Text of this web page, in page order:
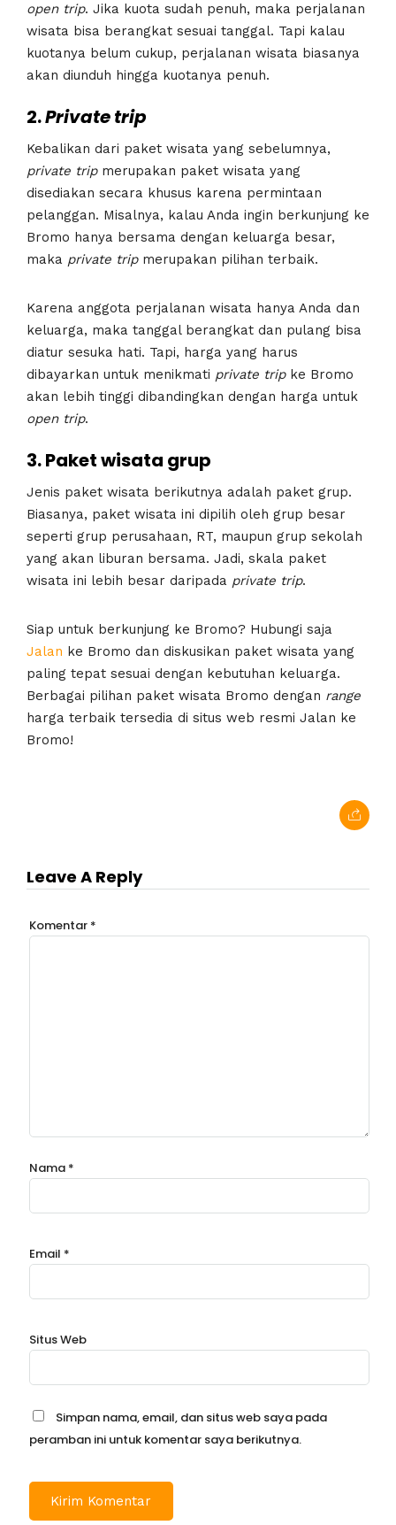
open trip. Jika kuota sudah penuh, maka perjalanan
wisata bisa berangkat sesuai tanggal. Tapi kalau
kuotanya belum cukup, perjalanan wisata biasanya
akan diunduh hingga kuotanya penuh.
2.Privatetrip
Kebalikan dari paket wisata yang sebelumnya,
private tripmerupakan paket wisata yang
disediakan secara khusus karena permintaan
pelanggan. Misalnya, kalau Anda ingin berkunjung ke
Bromo hanya bersama dengan keluarga besar,
maka private tripmerupakan pilihan terbaik.
Karena anggota perjalanan wisata hanya Anda dan
keluarga, maka tanggal berangkat dan pulang bisa
diatur sesuka hati. Tapi, harga yang harus
dibayarkan untuk menikmati private tripke Bromo
akan lebih tinggi dibandingkan dengan harga untuk
open trip.
3. Paket wisata grup
Jenis paket wisata berikutnya adalah paket grup.
Biasanya, paket wisata ini dipilih oleh grup besar
seperti grup perusahaan, RT, maupun grup sekolah
yang akan liburan bersama. Jadi, skala paket
wisata ini lebih besar daripada private trip.
Siap untuk berkunjung ke Bromo? Hubungi saja
Jalan ke Bromo dan diskusikan paket wisata yang
paling tepat sesuai dengan kebutuhan keluarga.
Berbagai pilihan paket wisata Bromo dengan range
harga terbaik tersedia di situs web resmi Jalan ke
Bromo!
Leave A Reply
Komentar *
Nama *
Email *
Situs Web
Simpan nama, email, dan situs web saya pada
peramban ini untuk komentar saya berikutnya.